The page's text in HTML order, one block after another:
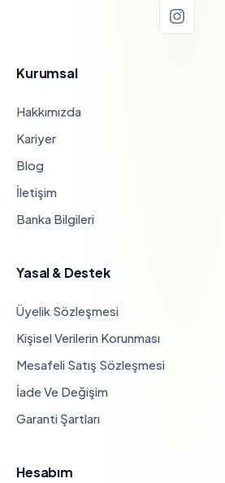
Kurumsal
Hakkımızda
Kariyer
Blog
İletişim
Banka Bilgileri
Yasal & Destek
Üyelik Sözleşmesi
Kişisel Verilerin Korunması
Mesafeli Satış Sözleşmesi
İade Ve Değişim
Garanti Şartları
Hesabım